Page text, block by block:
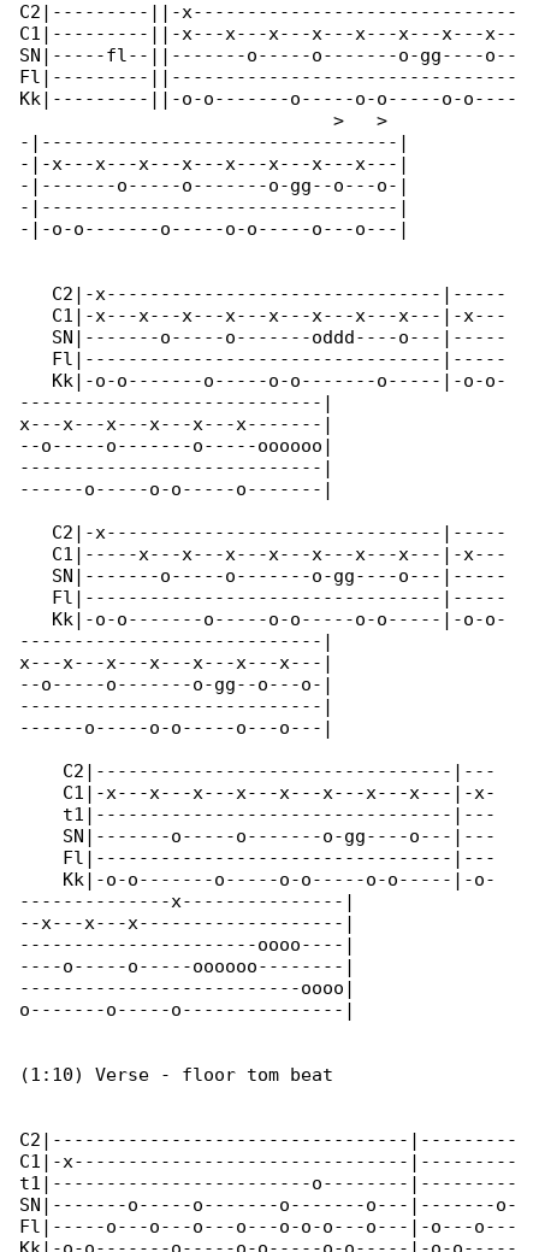
C2|---------||-x------------------------------
C1|---------||-x---x---x---x---x---x---x---x--
SN|-----fl--||-------o-----o-------o-gg----o--
Fl|---------||--------------------------------
Kk|---------||-o-o-------o-----o-o-----o-o----
                             >   >
-|---------------------------------|
-|-x---x---x---x---x---x---x---x---|
-|-------o-----o-------o-gg--o---o-|
-|---------------------------------|
-|-o-o-------o-----o-o-----o---o---|
   C2|-x-------------------------------|-----
   C1|-x---x---x---x---x---x---x---x---|-x---
   SN|-------o-----o-------oddd----o---|-----
   Fl|---------------------------------|-----
   Kk|-o-o-------o-----o-o-------o-----|-o-o-
----------------------------|
x---x---x---x---x---x-------|
--o-----o-------o-----oooooo|
----------------------------|
------o-----o-o-----o-------|
   C2|-x-------------------------------|-----
   C1|-----x---x---x---x---x---x---x---|-x---
   SN|-------o-----o-------o-gg----o---|-----
   Fl|---------------------------------|-----
   Kk|-o-o-------o-----o-o-----o-o-----|-o-o-
----------------------------|
x---x---x---x---x---x---x---|
--o-----o-------o-gg--o---o-|
----------------------------|
------o-----o-o-----o---o---|
    C2|---------------------------------|---
    C1|-x---x---x---x---x---x---x---x---|-x-
    t1|---------------------------------|---
    SN|-------o-----o-------o-gg----o---|---
    Fl|---------------------------------|---
    Kk|-o-o-------o-----o-o-----o-o-----|-o-
--------------x---------------|
--x---x---x-------------------|
----------------------oooo----|
----o-----o-----oooooo--------|
--------------------------oooo|
o-------o-----o---------------|
(1:10) Verse - floor tom beat
C2|---------------------------------|---------
C1|-x-------------------------------|---------
t1|------------------------o--------|---------
SN|-------o-----o-------o-------o---|-------o-
Fl|-----o---o---o---o---o-o-o---o---|-o---o---